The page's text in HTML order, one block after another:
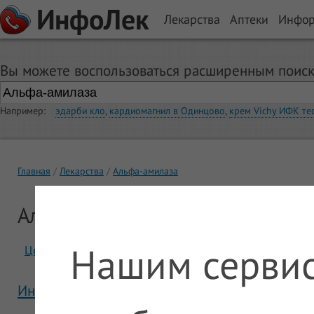
ИнфоЛек Лекарства Аптеки
Вы можете воспользоваться расширенным
Например: эдарби кло, кардиомагнил в Одинцово, крем Vichy ИФК
Главная Лекарства Альфа-амилаза
Альфа-амилаза
Цены Отзывы
Инструкция Альфа-амилаза
Нашим